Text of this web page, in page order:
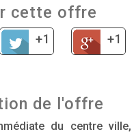
cette offre
+1 +1
de l'offre
du centre